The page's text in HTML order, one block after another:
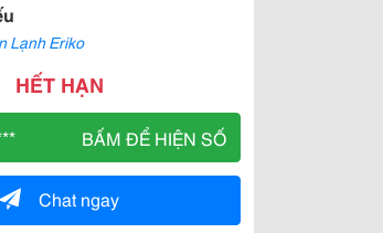
Lạnh Eriko
HẾT HẠN
BẤM ĐỂ HIỆN SỐ
Chat ngay